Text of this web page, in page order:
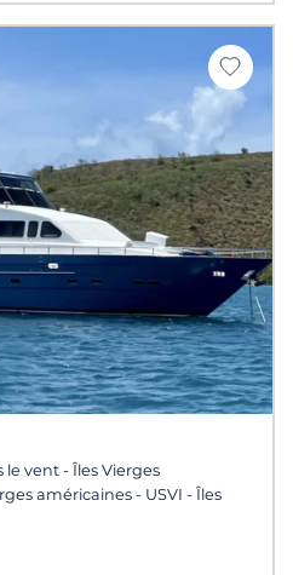
le vent - Îles Vierges
américaines - USVI - Îles